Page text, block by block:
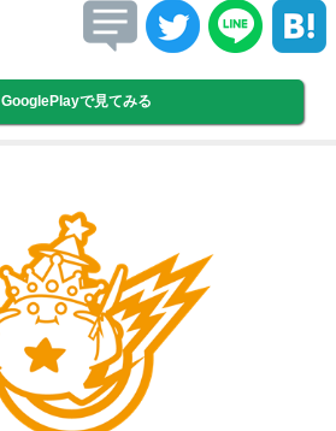
GooglePlayで見てみる